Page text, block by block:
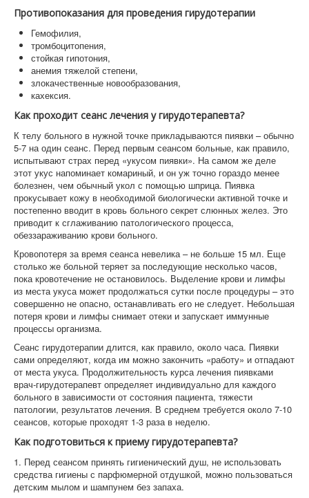
Противопоказания для проведения гирудотерапии
Гемофилия,
тромбоцитопения,
стойкая гипотония,
анемия тяжелой степени,
злокачественные новообразования,
кахексия.
Как проходит сеанс лечения у гирудотерапевта?
К телу больного в нужной точке прикладываются пиявки – обычно
5-7 на один сеанс. Перед первым сеансом больные, как правило,
испытывают страх перед «укусом пиявки». На самом же деле
этот укус напоминает комариный, и он уж точно гораздо менее
болезнен, чем обычный укол с помощью шприца. Пиявка
прокусывает кожу в необходимой биологически активной точке и
постепенно вводит в кровь больного секрет слюнных желез. Это
приводит к сглаживанию патологического процесса,
обеззараживанию крови больного.
Кровопотеря за время сеанса невелика – не больше 15 мл. Еще
столько же больной теряет за последующие несколько часов,
пока кровотечение не остановилось. Выделение крови и лимфы
из места укуса может продолжаться сутки после процедуры – это
совершенно не опасно, останавливать его не следует. Небольшая
потеря крови и лимфы снимает отеки и запускает иммунные
процессы организма.
Сеанс гирудотерапии длится, как правило, около часа. Пиявки
сами определяют, когда им можно закончить «работу» и отпадают
от места укуса. Продолжительность курса лечения пиявками
врач-гирудотерапевт определяет индивидуально для каждого
больного в зависимости от состояния пациента, тяжести
патологии, результатов лечения. В среднем требуется около 7-10
сеансов, которые проходят 1-3 раза в неделю.
Как подготовиться к приему гирудотерапевта?
1. Перед сеансом принять гигиенический душ, не использовать
средства гигиены с парфюмерной отдушкой, можно пользоваться
детским мылом и шампунем без запаха.